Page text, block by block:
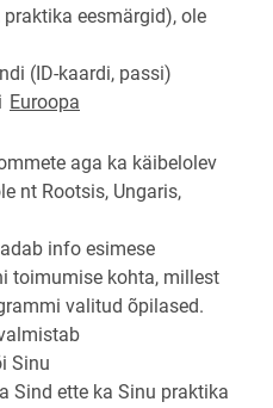
praktika eesmärgid), ole
(ID-kaardi, passi)
Euroopa
on new page
aga ka käibelolev
nt Rootsis, Ungaris,
info esimese
toimumise kohta, millest
valitud õpilased.
Sinu
Sind ette ka Sinu praktika